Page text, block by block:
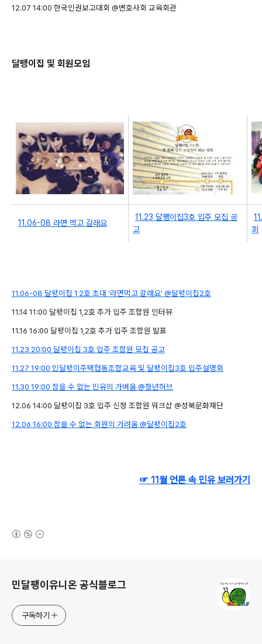
12.07 14:00 한국인권보고대회 @변호사회 교육회관
달팽이집 및 회원모임
11.06-08 라면 먹고 갈래요
11.23 달팽이집3호 입주 모집 공
고
회
11.06-08 달팽이집 1,2호 초대 '라면먹고 갈래요' @달팽이집2호
11.14 11:00 달팽이집 1,2호 추가 입주 조합원 인터뷰
11.16 16:00 달팽이집 1,2호 추가 입주 조합원 발표
11.23 20:00 달팽이집 3호 입주 조합원 모집 공고
11.27 19:00 민달팽이주택협동조합교육 및 달팽이집3호 입주설명회
11.30 19:00 참을 수 없는 민유의 가벼움 @청년허브
12.06 14:00 달팽이집 3호 입주 신청 조합원 워크샵 @성북문화재단
12.06 16:00 참을 수 없는 회원의 가려움 @달팽이집2호
☞ 11월 언론 속 민유 보러가기
민달팽이유니온 공식블로그
구독하기